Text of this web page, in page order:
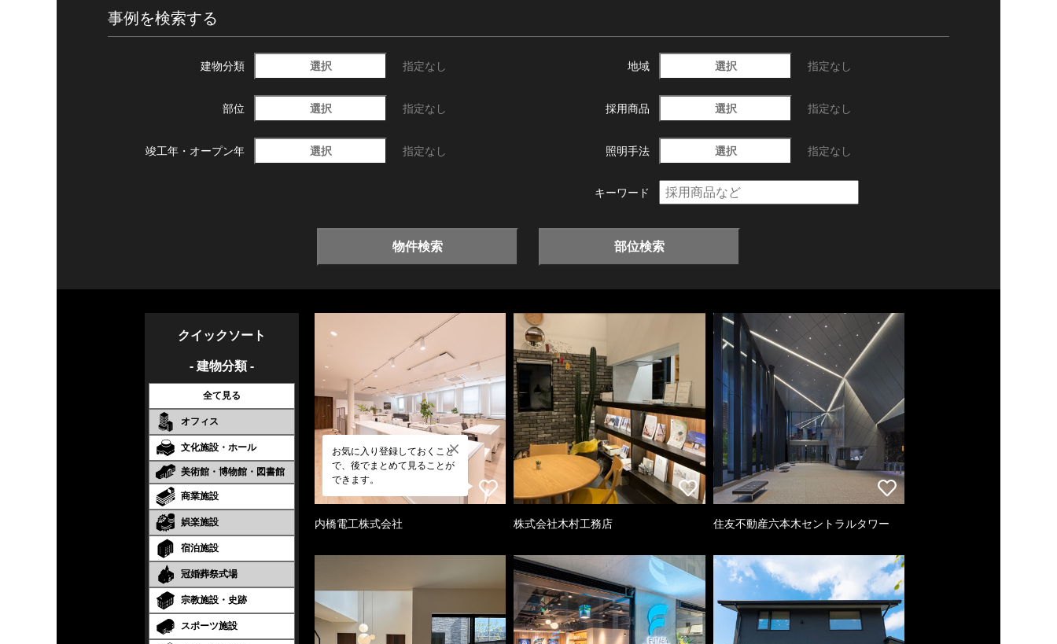
事例を検索する
建物分類 選択 指定なし 地域 選択 指定なし
部位 選択 指定なし 採用商品 選択 指定なし
竣工年・ オープン年 選択 指定なし 照明手法 選択 指定なし
キーワード
物件検索 部位検索
クイックソート
- 建物分類 -
全て見る
オフィス
文化施設・ホール
美術館・博物館・図書館
商業施設
娯楽施設
宿泊施設
冠婚葬祭式場
宗教施設・史跡
スポーツ施設
お気に入り登録しておくこと
で、後でまとめて見ることが
できます。
内橋電工株式会社 株式会社木村工務店 住友不動産六本木セントラルタワー